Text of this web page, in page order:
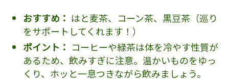
おすすめ： はと麦茶、コーン茶、黒豆茶（巡り
をサポートしてくれます！）
ポイント： コーヒーや緑茶は体を冷やす性質が
あるため、飲みすぎに注意。温かいものをゆっ
くり、ホッと一息つきながら飲みましょう。